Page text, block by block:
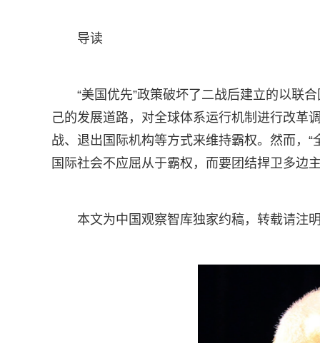
导读
“美国优先”政策破坏了二战后建立的以联
己的发展道路，对全球体系运行机制进行改革
战、退出国际机构等方式来维持霸权。然而，
国际社会不应屈从于霸权，而要团结捍卫多边
本文为中国观察智库独家约稿，转载请注